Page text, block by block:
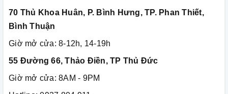
70 Thủ Khoa Huân, P. Bình Hưng, TP. Phan Thiết,
Bình Thuận
Giờ mở cửa: 8-12h, 14-19h
55 Đường 66, Thảo Điền, TP Thủ Đức
Giờ mở cửa: 8AM - 9PM